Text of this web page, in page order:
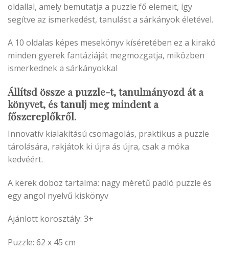
oldallal, amely bemutatja a puzzle fő elemeit, így
segítve az ismerkedést, tanulást a sárkányok életével.
A 10 oldalas képes mesekönyv kíséretében ez a kirakó
minden gyerek fantáziáját megmozgatja, miközben
ismerkednek a sárkányokkal
Állítsd össze a puzzle-t, tanulmányozd át a
könyvet, és tanulj meg mindent a
főszereplőkről.
Innovatív kialakítású csomagolás, praktikus a puzzle
tárolására, rakjátok ki újra ás újra, csak a móka
kedvéért.
A kerek doboz tartalma: nagy méretű padló puzzle és
egy angol nyelvű kiskönyv
Ajánlott korosztály: 3+
Puzzle: 62 x 45 cm